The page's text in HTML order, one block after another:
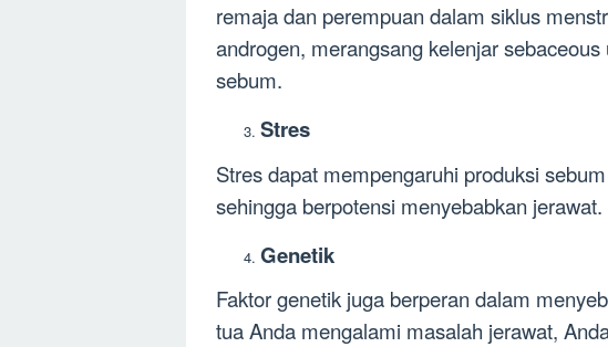
remaja dan perempuan dalam siklus
androgen, merangsang kelenjar
sebum.
Stres
Stres dapat mempengaruhi produksi
sehingga berpotensi menyebabkan jerawat.
Genetik
Faktor genetik juga berperan dalam
tua Anda mengalami masalah jerawat,